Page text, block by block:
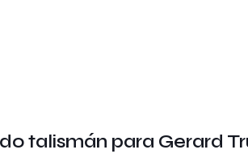
talismán para Gerard